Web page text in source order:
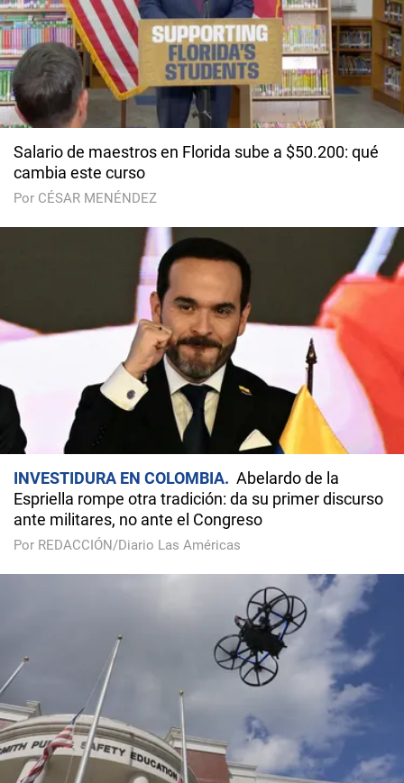
Salario de maestros en Florida sube a $50.200: qué
cambia este curso
Por CÉSAR MENÉNDEZ
INVESTIDURA EN COLOMBIA
Abelardo de la
Espriella rompe otra tradición: da su primer discurso
ante militares, no ante el Congreso
Por REDACCIÓN/Diario Las Américas